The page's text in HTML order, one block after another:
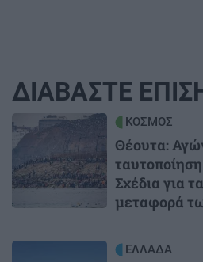
ΔΙΑΒΑΣΤΕ
Image ΚΟΣΜΟΣ
Θέουτα:
Σχέδια για
μεταφορά
ΕΛΛΑΔΑ